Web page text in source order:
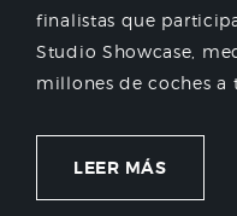
finalistas que
Studio Showcase,
millones de coches a
LEER MÁS